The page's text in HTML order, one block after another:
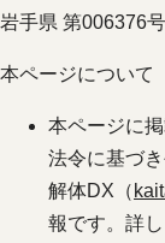
岩手県 第006376号
本ページについて
本ページに
法令に基づ
解体DX（
報です。詳